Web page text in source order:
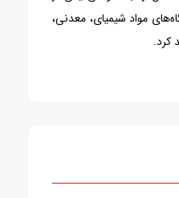
مواد شیمیای، معدنی،
کرد.